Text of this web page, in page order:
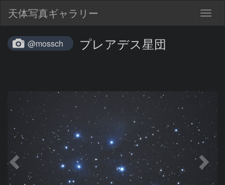
天体写真ギャラリー
@mossch プレアデス星団